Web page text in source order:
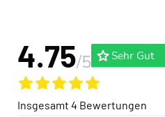
4.75/5 gradeSehr Gut
Insgesamt 4 Bewertungen